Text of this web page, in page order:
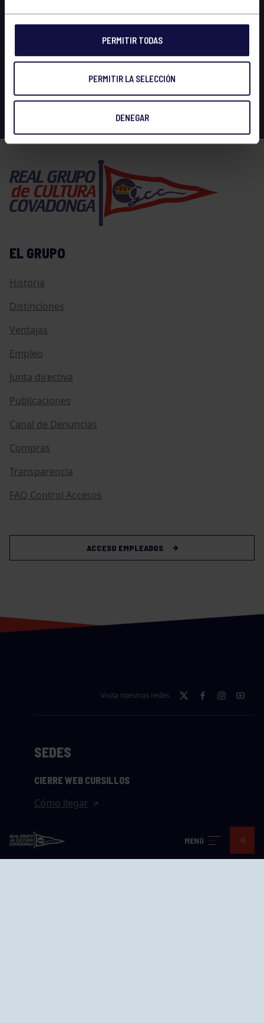
PERMITIR TODAS
PERMITIR LA SELECCIÓN
DENEGAR
MENÚ
EL GRUPO
Historia
Distinciones
Ventajas
Empleo
Junta directiva
Publicaciones
Canal de Denuncias
Compras
Transparencia
FAQ Control Accesos
ACCESO EMPLEADOS
Visita nuestras redes
SEDES
CIERRE WEB CURSILLOS
Cómo llegar
EL GRUPO